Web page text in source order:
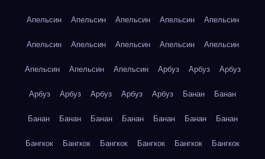
Апельсин Апельсин Апельсин Апельсин Апельсин
Апельсин Апельсин Апельсин Апельсин Апельсин
Апельсин Апельсин Апельсин Арбуз Арбуз Арбуз
Арбуз Арбуз Арбуз Арбуз Арбуз Банан Банан
Банан Банан Банан Банан Банан Банан Банан
Бангкок Бангкок Бангкок Бангкок Бангкок Бангкок